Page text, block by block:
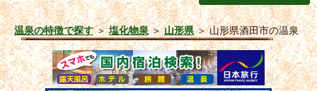
温泉の特徴で探す＞塩化物泉＞山形県＞山形県酒田市の温泉